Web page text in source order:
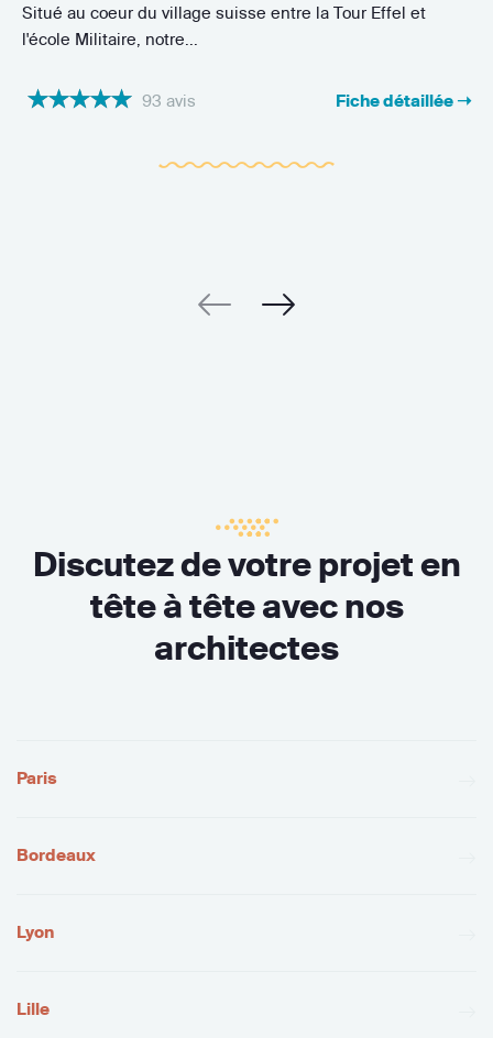
Situé au coeur du village suisse entre la Tour Effel et
l'école Militaire, notre...
93 avis Fiche détaillée ➝
Discutez de votre projet en
tête à tête avec nos
architectes
Paris
Bordeaux
Lyon
Lille